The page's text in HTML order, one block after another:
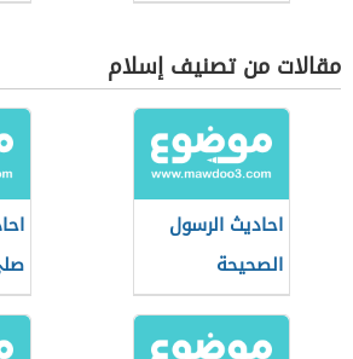
مقالات من تصنيف إسلام
احاديث الرسول
الصحيحة